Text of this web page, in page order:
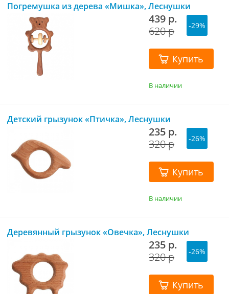
Погремушка из дерева «Мишка», Леснушки
439 р.
620 р
-29%
Купить
В наличии
Детский грызунок «Птичка», Леснушки
235 р.
320 р
-26%
Купить
В наличии
Деревянный грызунок «Овечка», Леснушки
235 р.
320 р
-26%
Купить